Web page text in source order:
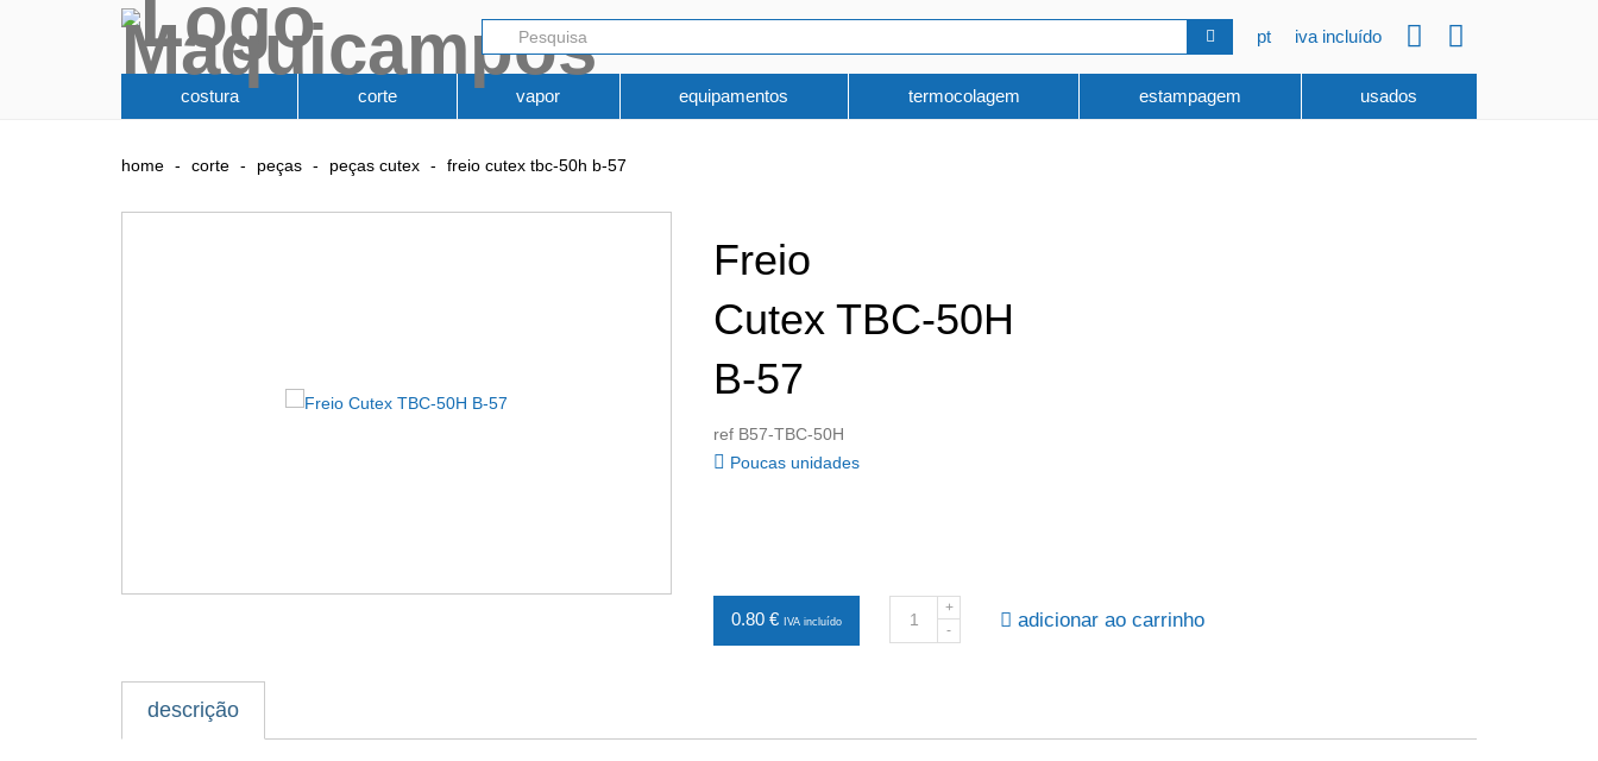
pt iva incluído
costura corte vapor equipamentos termocolagem estampagem usados
home corte peças peças cutex freio cutex tbc-50h b-57
Freio
Cutex TBC-50H
B-57
ref B57-TBC-50H
Poucas unidades
0.80 € IVA incluído adicionar ao carrinho
descrição